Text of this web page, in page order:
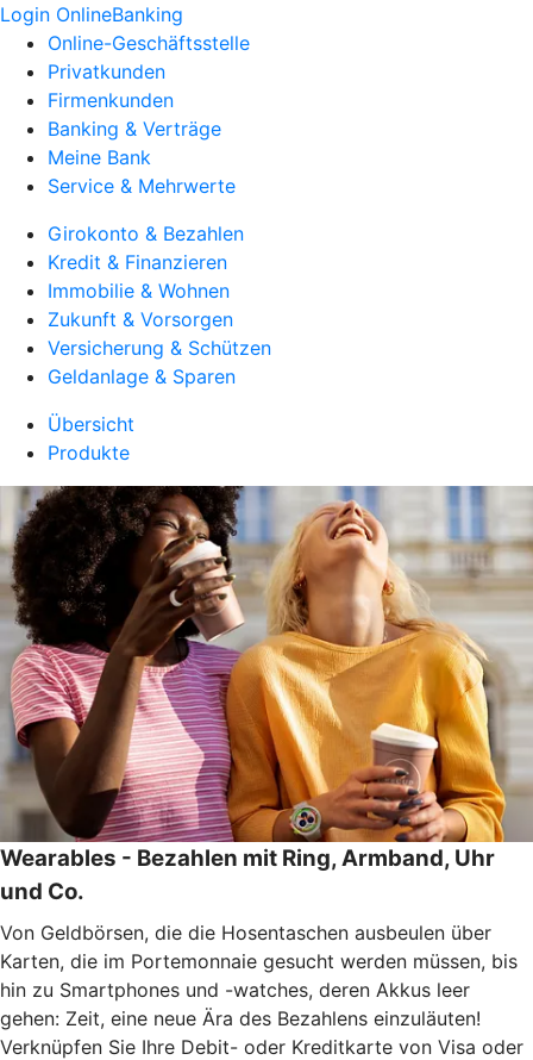
Login OnlineBanking
Online-Geschäftsstelle
Privatkunden
Firmenkunden
Banking & Verträge
Meine Bank
Service & Mehrwerte
Girokonto & Bezahlen
Kredit & Finanzieren
Immobilie & Wohnen
Zukunft & Vorsorgen
Versicherung & Schützen
Geldanlage & Sparen
Übersicht
Produkte
Wearables - Bezahlen mit Ring, Armband, Uhr
und Co.
Von Geldbörsen, die die Hosentaschen ausbeulen über
Karten, die im Portemonnaie gesucht werden müssen, bis
hin zu Smartphones und -watches, deren Akkus leer
gehen: Zeit, eine neue Ära des Bezahlens einzuläuten!
Verknüpfen Sie Ihre Debit- oder Kreditkarte von Visa oder